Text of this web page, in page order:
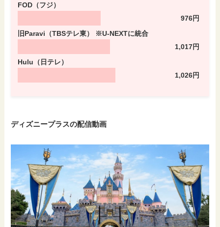
FOD（フジ）
976円
旧Paravi（TBSテレ東） ※U-NEXTに統合
1,017円
Hulu（日テレ）
1,026円
ディズニープラスの配信動画